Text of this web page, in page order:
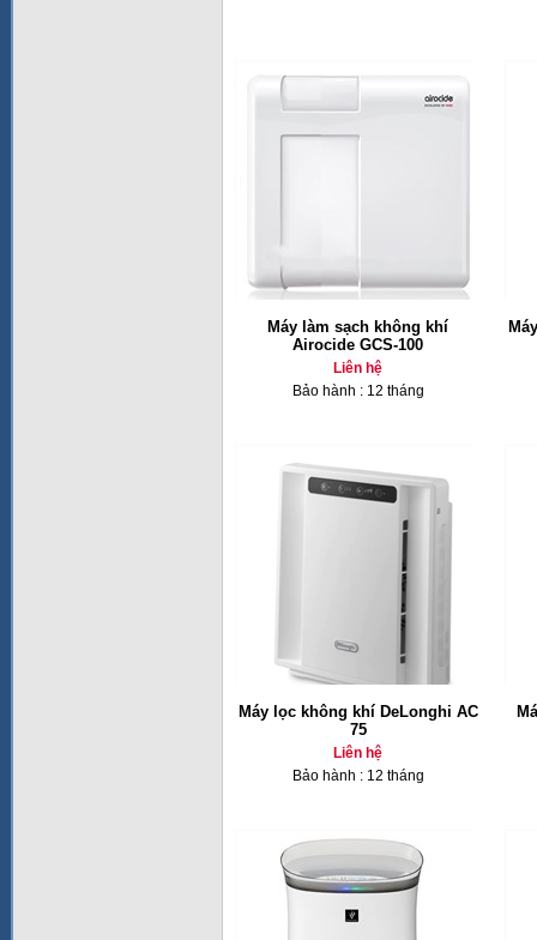
Máy làm sạch không khí
Airocide GCS-100
Liên hệ
Bảo hành : 12 tháng
Máy lọc không khí DeLonghi AC
75
Liên hệ
Bảo hành : 12 tháng